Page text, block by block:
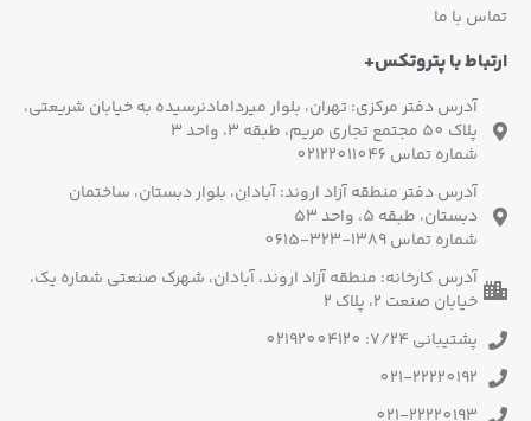
تماس با ما
ارتباط با پتروتکس+
آدرس دفتر مرکزی: تهران، بلوار میردامادنرسیده به خیابان شریعتی،
پلاک 50 مجتمع تجاری مریم، طبقه 3، واحد 3
شماره تماس 02122011046
آدرس دفتر منطقه آزاد اروند: آبادان، بلوار دبستان، ساختمان
دبستان، طبقه 5، واحد 53
شماره تماس 1389-323-0615
آدرس کارخانه: منطقه آزاد اروند، آبادان، شهرک صنعتی شماره یک،
خیابان صنعت 2، پلاک 2
پشتیبانی 7/24: 02192004120
021-22220192